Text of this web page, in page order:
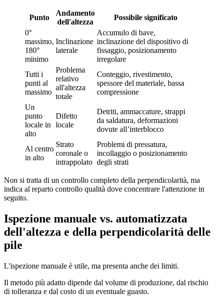
Punto
Andamento
dell'altezza
Possibile significato
0°
massimo,
180°
minimo
Inclinazione
laterale
Accumulo di bave,
inclinazione del dispositivo di
fissaggio, posizionamento
irregolare
Tutti i
punti al
massimo
Problema
relativo
all'altezza
totale
Conteggio, rivestimento,
spessore del materiale, bassa
compressione
Un
punto
locale in
alto
Difetto
locale
Detriti, ammaccature, strappi
da saldatura, deformazioni
dovute all’interblocco
Al centro
in alto
Strato
coronale o
intrappolato
Problemi di pressatura,
incollaggio o posizionamento
degli strati
Non si tratta di un controllo completo della perpendicolarità, ma
indica al reparto controllo qualità dove concentrare l'attenzione in
seguito.
Ispezione manuale vs. automatizzata
dell'altezza e della perpendicolarità delle
pile
L'ispezione manuale è utile, ma presenta anche dei limiti.
Il metodo più adatto dipende dal volume di produzione, dal rischio
di tolleranza e dal costo di un eventuale guasto.